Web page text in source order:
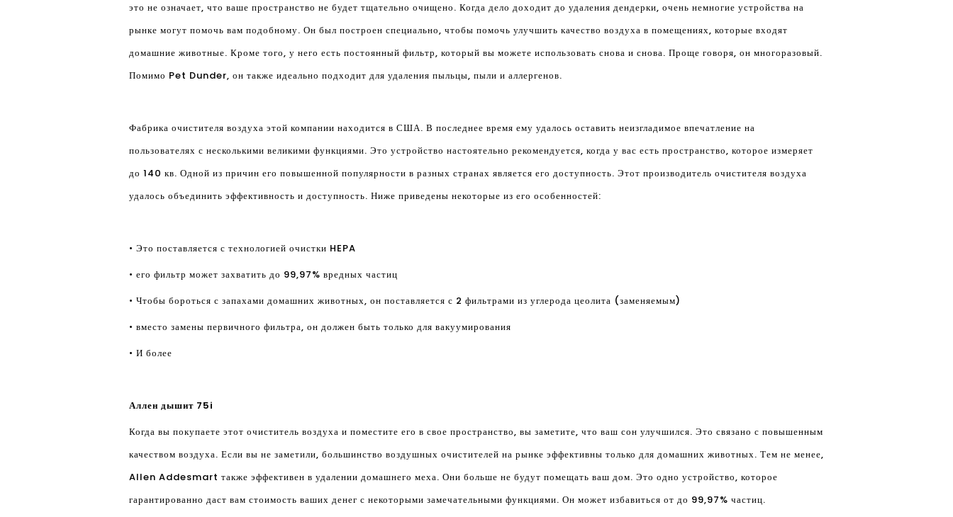
это не означает, что ваше пространство не будет тщательно очищено. Когда дело доходит до удаления дендерки, очень немногие устройства на
рынке могут помочь вам подобному. Он был построен специально, чтобы помочь улучшить качество воздуха в помещениях, которые входят
домашние животные. Кроме того, у него есть постоянный фильтр, который вы можете использовать снова и снова. Проще говоря, он многоразовый.
Помимо Pet Dunder, он также идеально подходит для удаления пыльцы, пыли и аллергенов.
Фабрика очистителя воздуха этой компании находится в США. В последнее время ему удалось оставить неизгладимое впечатление на
пользователях с несколькими великими функциями. Это устройство настоятельно рекомендуется, когда у вас есть пространство, которое измеряет
до 140 кв. Одной из причин его повышенной популярности в разных странах является его доступность. Этот производитель очистителя воздуха
удалось объединить эффективность и доступность. Ниже приведены некоторые из его особенностей:
• Это поставляется с технологией очистки HEPA
• его фильтр может захватить до 99,97% вредных частиц
• Чтобы бороться с запахами домашних животных, он поставляется с 2 фильтрами из углерода цеолита (заменяемым)
• вместо замены первичного фильтра, он должен быть только для вакуумирования
• И более
Аллен дышит 75i
Когда вы покупаете этот очиститель воздуха и поместите его в свое пространство, вы заметите, что ваш сон улучшился. Это связано с повышенным
качеством воздуха. Если вы не заметили, большинство воздушных очистителей на рынке эффективны только для домашних животных. Тем не менее,
Allen Addesmart также эффективен в удалении домашнего меха. Они больше не будут помещать ваш дом. Это одно устройство, которое
гарантированно даст вам стоимость ваших денег с некоторыми замечательными функциями. Он может избавиться от до 99,97% частиц.